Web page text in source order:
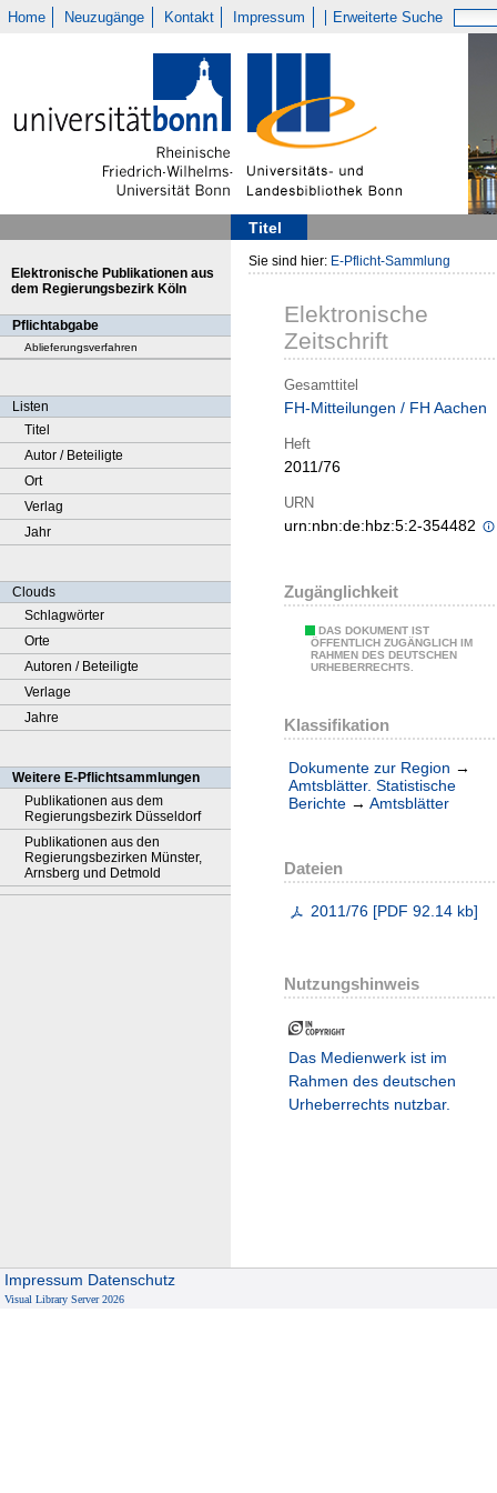
Home Neuzugänge Kontakt Impressum Erweiterte Suche
Titel
Elektronische Publikationen aus
dem Regierungsbezirk Köln
Pflichtabgabe
Ablieferungsverfahren
Listen
Titel
Autor / Beteiligte
Ort
Verlag
Jahr
Clouds
Schlagwörter
Orte
Autoren / Beteiligte
Verlage
Jahre
Weitere E-Pflichtsammlungen
Publikationen aus dem
Regierungsbezirk Düsseldorf
Publikationen aus den
Regierungsbezirken Münster,
Arnsberg und Detmold
Sie sind hier: E-Pflicht-Sammlung
Elektronische
Zeitschrift
Gesamttitel
FH-Mitteilungen / FH Aachen
Heft
2011/76
URN
urn:nbn:de:hbz:5:2-354482
Zugänglichkeit
DAS DOKUMENT IST
ÖFFENTLICH ZUGÄNGLICH IM
RAHMEN DES DEUTSCHEN
URHEBERRECHTS.
Klassifikation
Dokumente zur Region →
Amtsblätter. Statistische
Berichte → Amtsblätter
Dateien
2011/76 [PDF 92.14 kb]
Nutzungshinweis
Das Medienwerk ist im
Rahmen des deutschen
Urheberrechts nutzbar.
Impressum Datenschutz
Visual Library Server 2026